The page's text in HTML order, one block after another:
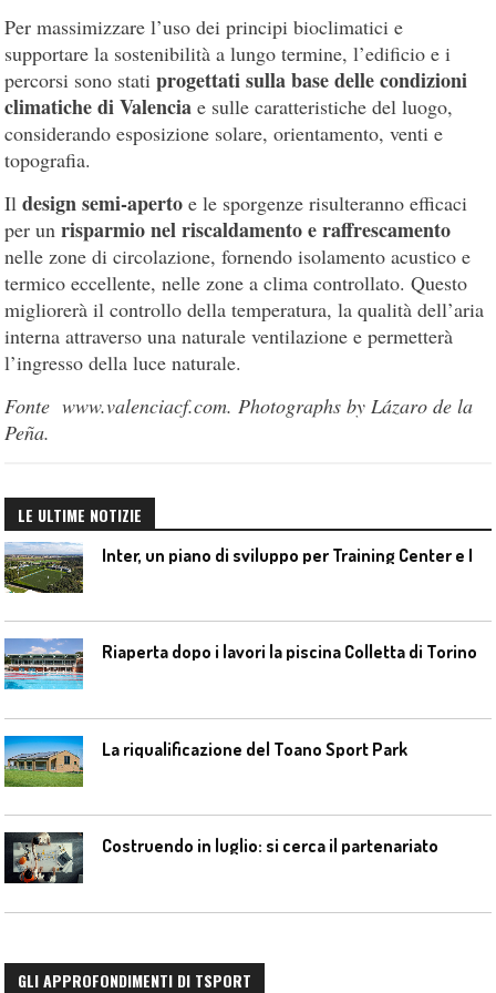
Per massimizzare l’uso dei principi bioclimatici e
supportare la sostenibilità a lungo termine, l’edificio e i
percorsi sono statiprogettati sulla base delle condizioni
climatiche di Valencia e sulle caratteristiche del luogo,
considerando esposizione solare, orientamento, venti e
topografia.
Ildesign semi-apertoe le sporgenze risulteranno efficaci
per unrisparmio nel riscaldamento e raffrescamento
nelle zone di circolazione, fornendo isolamento acustico e
termico eccellente, nelle zone a clima controllato. Questo
migliorerà il controllo della temperatura, la qualità dell’aria
interna attraverso una naturale ventilazione e permetterà
l’ingresso della luce naturale.
Fonte www.valenciacf.com. Photographs by Lázaro de la
Peña.
LE ULTIME NOTIZIE
Riaperta dopo i lavori la piscina Colletta di Torino
La riqualificazione del Toano Sport Park
Costruendo in luglio: si cerca il partenariato
GLI APPROFONDIMENTI DI TSPORT